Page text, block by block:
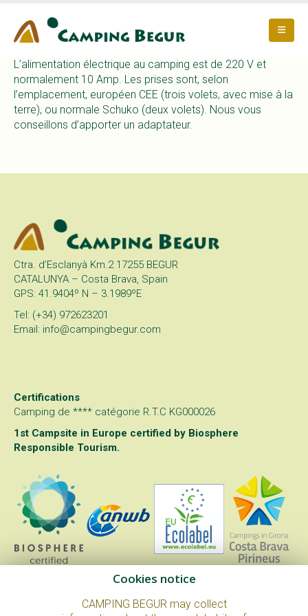
L’alimentation électrique au camping est de 220 V et
normalement 10 Amp. Les prises sont, selon
l’emplacement, européen CEE (trois volets, avec mise à la
terre), ou normale Schuko (deux volets). Nous vous
conseillons d’apporter un adaptateur.
Ctra. d’Esclanyà Km.2 17255 BEGUR
CATALUNYA – Costa Brava, Spain
GPS: 41.9404º N – 3.1989ºE
Tel: (+34) 972623201
Email: info@campingbegur.com
Certifications
Camping de **** catégorie R.T.C KG000026
1st Campsite in Europe certified by Biosphere
Responsible Tourism.
Cookies notice
CAMPING BEGUR may collect